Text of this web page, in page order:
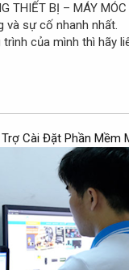
THIẾT BỊ – MÁY
và sự cố nhanh nhất.
của mình thì hãy
Cài Đặt Phần Mềm